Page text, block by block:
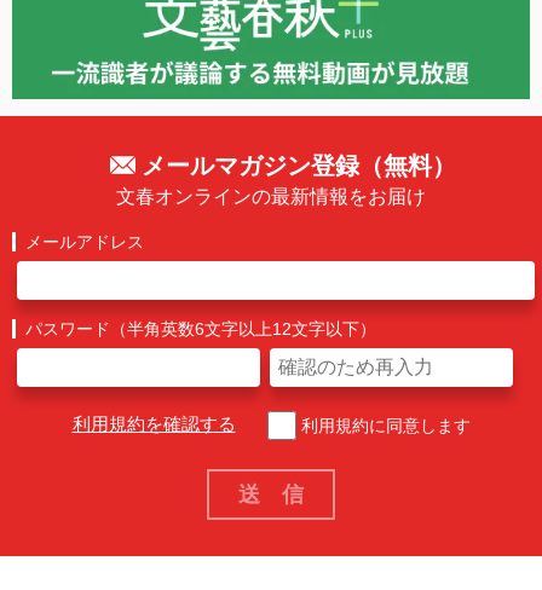
メールマガジン登録（無料）
文春オンラインの最新情報をお届け
メールアドレス
パスワード（半角英数6文字以上12文字以下）
利用規約を確認する 利用規約に同意します